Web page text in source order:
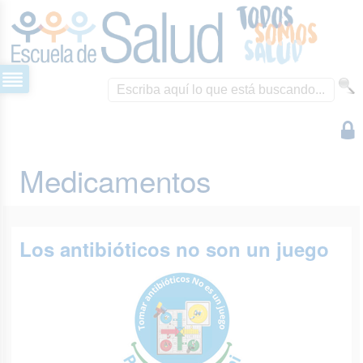
Medicamentos
Los antibióticos no son un juego